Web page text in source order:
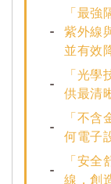
「最
紫外線
並有效
「光學
供最清
「不含
何電子
「安全
線，創